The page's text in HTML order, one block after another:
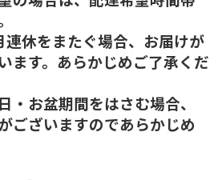
休をまたぐ場合、お届けが
ます。あらかじめご了承くだ
お盆期間をはさむ場合、
ございますのであらかじめ